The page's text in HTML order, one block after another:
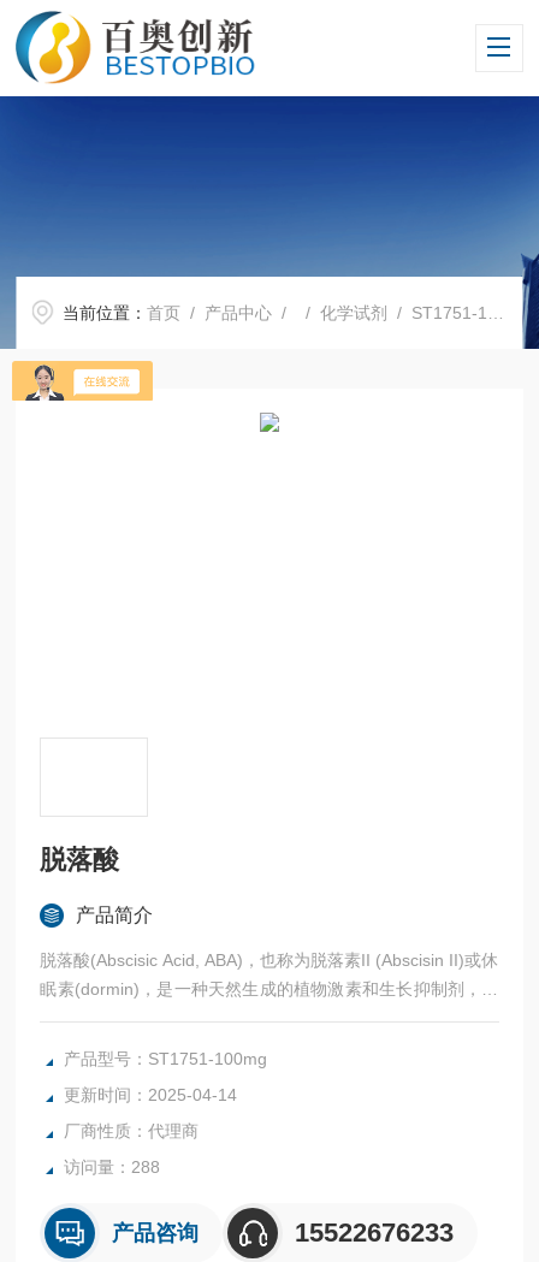
当前位置：首页 / 产品中心 / /化学试剂 / ST1751-100mg脱落酸
脱落酸
产品简介
脱落酸(Abscisic Acid, ABA)，也称为脱落素II (Abscisin II)或休
眠素(dormin)，是一种天然生成的植物激素和生长抑制剂，参
与诱导植物多种生理反应，包括胚胎成熟、种子休眠(seed do
rmancy)、叶子脱落(leaf abscission)、气孔关闭(stomatal clo
线辐射等胁迫做出反应。
产品型号：ST1751-100mg
更新时间：2025-04-14
厂商性质：代理商
访问量：288
产品咨询 15522676233